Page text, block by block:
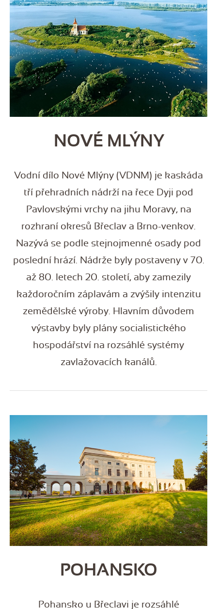
NOVÉ MLÝNY
Vodní dílo Nové Mlýny (VDNM) je kaskáda
tří přehradních nádrží na řece Dyji pod
Pavlovskými vrchy na jihu Moravy, na
rozhraní okresů Břeclav a Brno-venkov.
Nazývá se podle stejnojmenné osady pod
poslední hrází. Nádrže byly postaveny v 70.
až 80. letech 20. století, aby zamezily
každoročním záplavám a zvýšily intenzitu
zemědělské výroby. Hlavním důvodem
výstavby byly plány socialistického
hospodářství na rozsáhlé systémy
zavlažovacích kanálů.
POHANSKO
Pohansko u Břeclavi je rozsáhlé